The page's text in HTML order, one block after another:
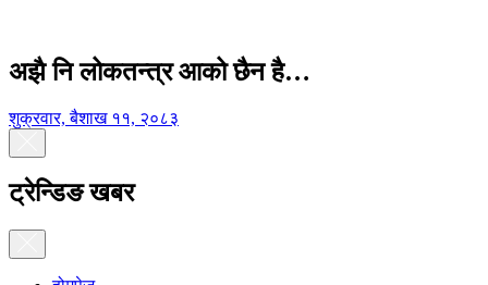
अझै नि लोकतन्त्र आको छैन है…
शुक्रवार, बैशाख ११, २०८३
ट्रेन्डिङ खबर